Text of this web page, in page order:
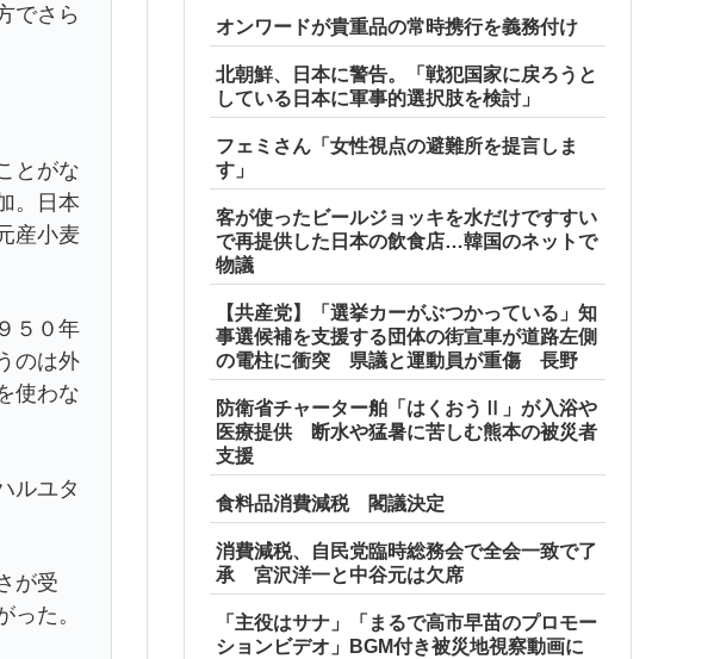
でさら
とがな
。日本
産小麦
５０年
のは外
使わな
ルユタ
が受
た。
オンワードが貴重品の常時携行を義務付け
北朝鮮、日本に警告。「戦犯国家に戻ろうと
している日本に軍事的選択肢を検討」
フェミさん「女性視点の避難所を提言しま
す」
客が使ったビールジョッキを水だけですすい
で再提供した日本の飲食店…韓国のネットで
物議
【共産党】「選挙カーがぶつかっている」知
事選候補を支援する団体の街宣車が道路左側
の電柱に衝突 県議と運動員が重傷 長野
防衛省チャーター舶「はくおうⅡ」が入浴や
医療提供 断水や猛暑に苦しむ熊本の被災者
支援
食料品消費減税 閣議決定
消費減税、自民党臨時総務会で全会一致で了
承 宮沢洋一と中谷元は欠席
「主役はサナ」「まるで高市早苗のプロモー
ションビデオ」BGM付き被災地視察動画に